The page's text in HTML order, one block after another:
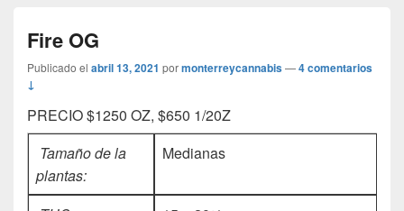
Fire OG
Publicado el abril 13, 2021 pormonterreycannabis—4 comentarios
↓
PRECIO $1250 OZ, $650 1/20Z
Tamaño de la
plantas:
Medianas